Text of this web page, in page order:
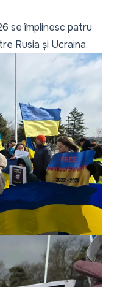
se împlinesc patru
Rusia și Ucraina.